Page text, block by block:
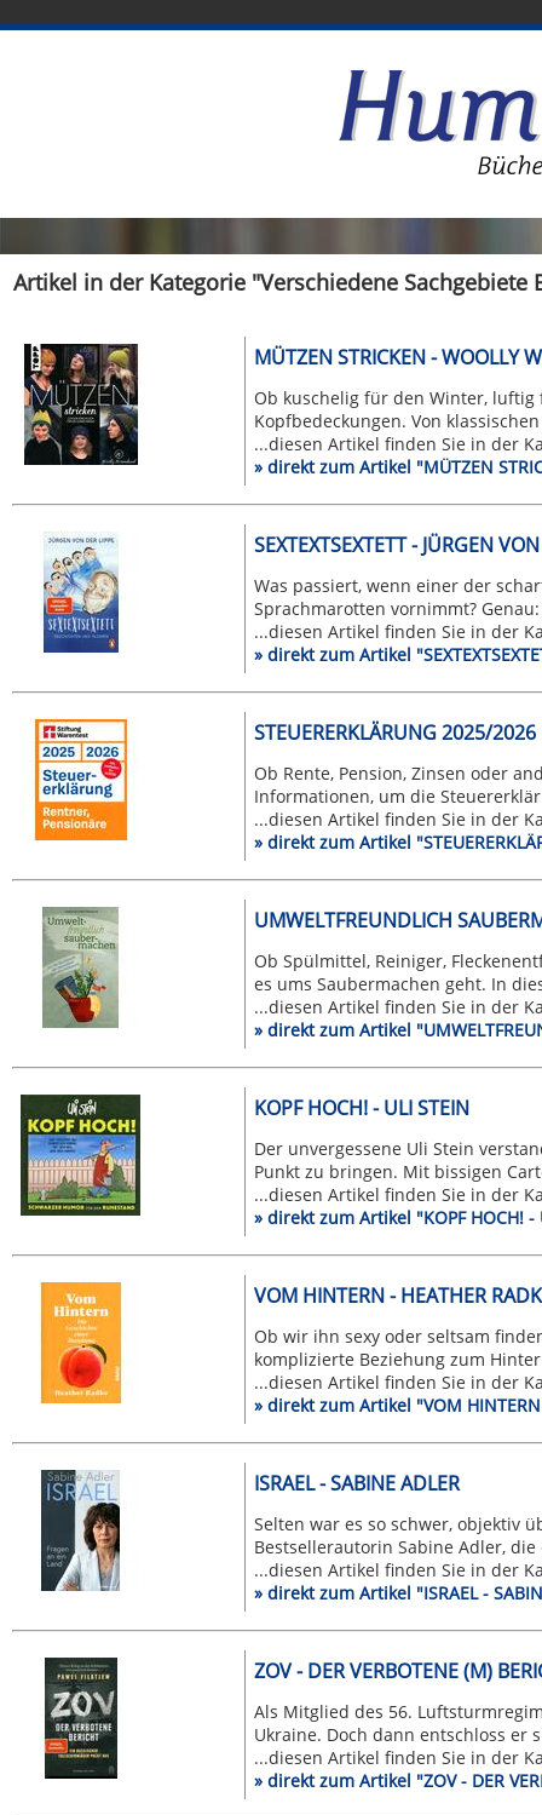
Artikel in der Kategorie "Verschiedene Sachgebiete
MÜTZEN STRICKEN - WOOLLY
Ob kuschelig für den Winter,
Kopfbedeckungen. Von
...diesen Artikel finden Sie in der
» direkt zum Artikel "MÜTZEN
SEXTEXTSEXTETT - JÜRGEN
Was passiert, wenn einer der
Sprachmarotten vornimmt?
...diesen Artikel finden Sie in der
» direkt zum Artikel
STEUERERKLÄRUNG 2025/
Ob Rente, Pension, Zinsen oder
Informationen, um die
...diesen Artikel finden Sie in der
» direkt zum Artikel
UMWELTFREUNDLICH
Ob Spülmittel, Reiniger,
es ums Saubermachen geht. In
...diesen Artikel finden Sie in der
» direkt zum Artikel
KOPF HOCH! - ULI STEIN
Der unvergessene Uli Stein
Punkt zu bringen. Mit bissigen
...diesen Artikel finden Sie in der
» direkt zum Artikel "KOPF HOCH! -
VOM HINTERN - HEATHER
Ob wir ihn sexy oder seltsam
komplizierte Beziehung zum
...diesen Artikel finden Sie in der
» direkt zum Artikel "VOM HINTERN
ISRAEL - SABINE ADLER
Selten war es so schwer, objektiv
Bestsellerautorin Sabine Adler, die
...diesen Artikel finden Sie in der
» direkt zum Artikel "ISRAEL -
ZOV - DER VERBOTENE (M)
Als Mitglied des 56.
Ukraine. Doch dann entschloss er
...diesen Artikel finden Sie in der
» direkt zum Artikel "ZOV - DER